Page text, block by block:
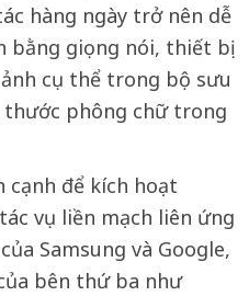
hàng ngày trở nên dễ
bằng giọng nói, thiết bị
cụ thể trong bộ sưu
phông chữ trong
cạnh để kích hoạt
vụ liền mạch liên ứng
Samsung và Google,
bên thứ ba như